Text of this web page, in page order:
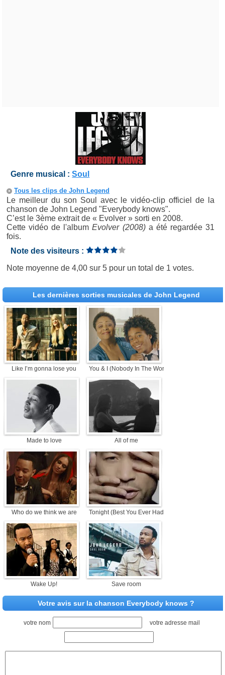
Genre musical :Soul
Tous les clips de John Legend
Le meilleur du son Soul avec le vidéo-clip officiel de la
chanson de John Legend "Everybody knows".
C’est le 3ème extrait de « Evolver » sorti en 2008.
Cette vidéo de l'albumEvolver (2008)a été regardée 31
fois.
Note des visiteurs :
Note moyenne de4,00 sur5 pour un total de 1 votes.
Les dernières sorties musicales de John Legend
Like I’m gonna lose you You & I (Nobody In The World)
Made to love All of me
Who do we think we are Tonight (Best You Ever Had)
Wake Up! Save room
Votre avis sur la chanson Everybody knows ?
votre nom votre adresse mail